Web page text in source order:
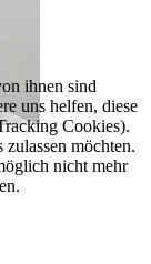
ihnen sind
uns helfen, diese
Cookies).
möchten.
nicht mehr